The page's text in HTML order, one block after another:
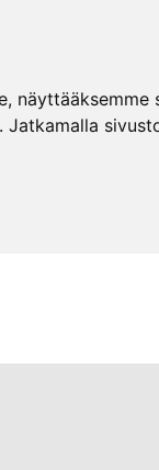
näyttääksemme